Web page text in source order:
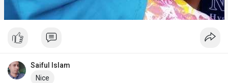
Saiful Islam
Nice